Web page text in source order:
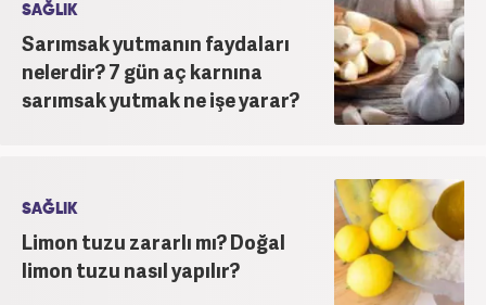
SAĞLIK
Sarımsak yutmanın faydaları
nelerdir? 7 gün aç karnına
sarımsak yutmak ne işe yarar?
SAĞLIK
Limon tuzu zararlı mı? Doğal
limon tuzu nasıl yapılır?